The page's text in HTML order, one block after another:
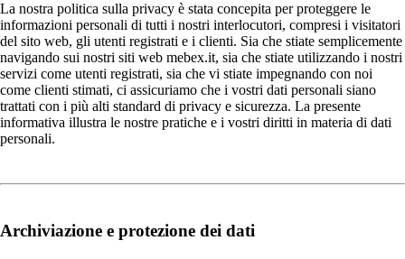
La nostra politica sulla privacy è stata concepita per proteggere le
informazioni personali di tutti i nostri interlocutori, compresi i visitatori
del sito web, gli utenti registrati e i clienti. Sia che stiate semplicemente
navigando sui nostri siti web mebex.it, sia che stiate utilizzando i nostri
servizi come utenti registrati, sia che vi stiate impegnando con noi
come clienti stimati, ci assicuriamo che i vostri dati personali siano
trattati con i più alti standard di privacy e sicurezza. La presente
informativa illustra le nostre pratiche e i vostri diritti in materia di dati
personali.
Archiviazione e protezione dei dati